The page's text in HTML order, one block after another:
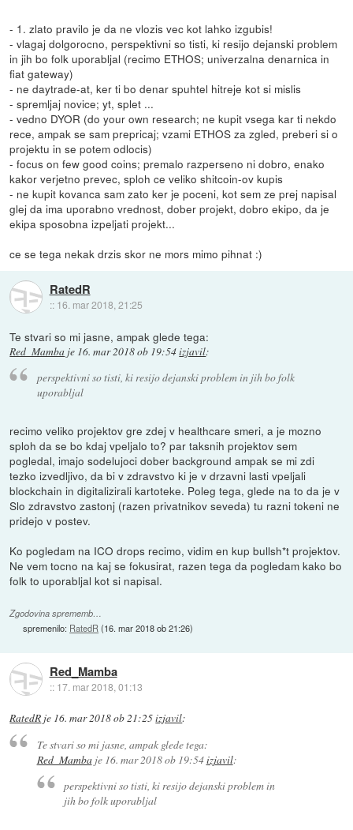
- 1. zlato pravilo je da ne vlozis vec kot lahko izgubis!
- vlagaj dolgorocno, perspektivni so tisti, ki resijo dejanski problem
in jih bo folk uporabljal (recimo ETHOS; univerzalna denarnica in
fiat gateway)
- ne daytrade-at, ker ti bo denar spuhtel hitreje kot si mislis
- spremljaj novice; yt, splet ...
- vedno DYOR (do your own research; ne kupit vsega kar ti nekdo
rece, ampak se sam prepricaj; vzami ETHOS za zgled, preberi si o
projektu in se potem odlocis)
- focus on few good coins; premalo razperseno ni dobro, enako
kakor verjetno prevec, sploh ce veliko shitcoin-ov kupis
- ne kupit kovanca sam zato ker je poceni, kot sem ze prej napisal
glej da ima uporabno vrednost, dober projekt, dobro ekipo, da je
ekipa sposobna izpeljati projekt...
ce se tega nekak drzis skor ne mors mimo pihnat :)
RatedR
:: 16. mar 2018, 21:25
Te stvari so mi jasne, ampak glede tega:
Red_Mamba je 16. mar 2018 ob 19:54izjavil:
perspektivni so tisti, ki resijo dejanski problem in jih bo folk
uporabljal
recimo veliko projektov gre zdej v healthcare smeri, a je mozno
sploh da se bo kdaj vpeljalo to? par taksnih projektov sem
pogledal, imajo sodelujoci dober background ampak se mi zdi
tezko izvedljivo, da bi v zdravstvo ki je v drzavni lasti vpeljali
blockchain in digitalizirali kartoteke. Poleg tega, glede na to da je v
Slo zdravstvo zastonj (razen privatnikov seveda) tu razni tokeni ne
pridejo v postev.
Ko pogledam na ICO drops recimo, vidim en kup bullsh*t projektov.
Ne vem tocno na kaj se fokusirat, razen tega da pogledam kako bo
folk to uporabljal kot si napisal.
Zgodovina sprememb…
spremenilo: RatedR(16. mar 2018 ob 21:26)
Red_Mamba
:: 17. mar 2018, 01:13
RatedR je 16. mar 2018 ob 21:25izjavil:
Te stvari so mi jasne, ampak glede tega:
Red_Mambaje 16. mar 2018 ob 19:54izjavil:
perspektivni so tisti, ki resijo dejanski problem in
jih bo folk uporabljal